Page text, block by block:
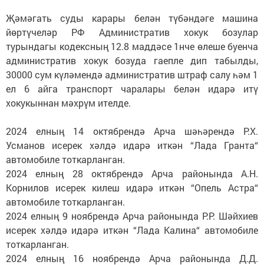
Җәмәгать суды карары белән түбәндәге машина
йөртүчеләр РФ Административ хокук бозулар
турындагы кодексның 12.8 маддәсе 1нче өлеше буенча
административ хокук бозуда гаепле дип табылды,
30000 сум күләмендә административ штраф салу һәм 1
ел 6 айга транспорт чаралары белән идарә итү
хокукыннан мәхрүм ителде.
2024 елның 14 октябрендә Арча шәһәрендә Р.Х.
Усманов исерек хәлдә идарә иткән “Лада Гранта“
автомобиле тоткарланган.
2024 елның 28 октябрендә Арча районында А.Н.
Корнилов исерек килеш идарә иткән “Опель Астра“
автомобиле тоткарланган.
2024 елның 9 ноябрендә Арча районында Р.Р. Шәйхиев
исерек хәлдә идарә иткән “Лада Калина“ автомобиле
тоткарланган.
2024 елның 16 ноябрендә Арча районында Д.Д.